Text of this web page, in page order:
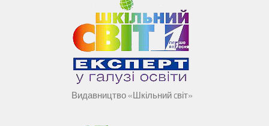
Видавництво «Шкільний cвіт»